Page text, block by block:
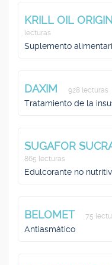
KRILL OIL
lecturas
Suplemento
DAXIM 928 lecturas
Tratamiento de la
SUGAFOR
865 lecturas
Edulcorante no
BELOMET 75
Antiasmático